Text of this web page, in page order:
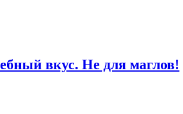
вкус. Не для маглов!